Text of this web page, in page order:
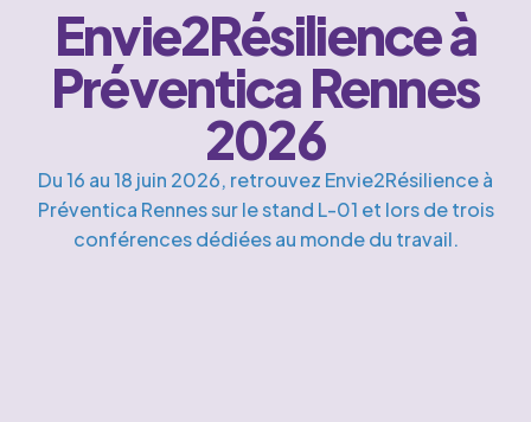
Envie2Résilience à
Préventica Rennes
2026
Du 16 au 18 juin 2026, retrouvez Envie2Résilience à
Préventica Rennes sur le stand L-01 et lors de trois
conférences dédiées au monde du travail.